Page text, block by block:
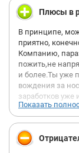
Плюсы в
В принципе,
приятно,
Компанию,
пожить,не
и более.Ты уже
вождения за
заработков уже
руководитель - "
отчеты о
переговорах с
видели. Он, о
Показать